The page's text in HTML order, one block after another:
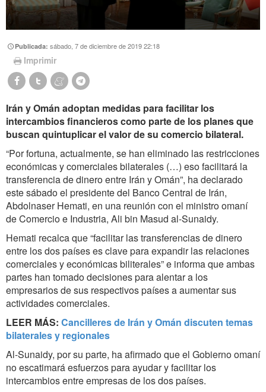
Publicada:sábado, 7 de diciembre de 2019 22:18
Imprimir
Irán y Omán adoptan medidas para facilitar los
intercambios financieros como parte de los planes que
buscan quintuplicar el valor de su comercio bilateral.
“Por fortuna, actualmente, se han eliminado las restricciones
económicas y comerciales bilaterales (…) eso facilitará la
transferencia de dinero entre Irán y Omán”, ha declarado
este sábado el presidente del Banco Central de Irán,
Abdolnaser Hemati, en una reunión con el ministro omaní
de Comercio e Industria, Ali bin Masud al-Sunaidy.
Hemati recalca que “facilitar las transferencias de dinero
entre los dos países es clave para expandir las relaciones
comerciales y económicas biliterales” e informa que ambas
partes han tomado decisiones para alentar a los
empresarios de sus respectivos países a aumentar sus
actividades comerciales.
LEER MÁS: Cancilleres de Irán y Omán discuten temas
bilaterales y regionales
Al-Sunaidy, por su parte, ha afirmado que el Gobierno omaní
no escatimará esfuerzos para ayudar y facilitar los
intercambios entre empresas de los dos países.